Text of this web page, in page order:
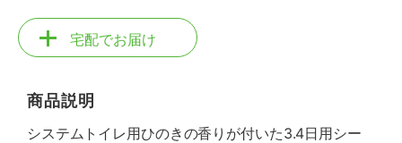
宅配でお届け
商品説明
システムトイレ用ひのきの香りが付いた3.4日用シー